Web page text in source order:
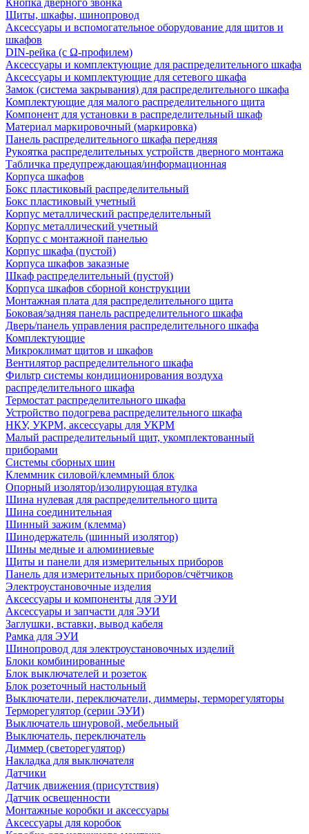
Кнопка дверного звонка
Щиты, шкафы, шинопровод
Аксессуары и вспомогательное оборудование для щитов и
шкафов
DIN-рейка (с Ω-профилем)
Аксессуары и комплектующие для распределительного шкафа
Аксессуары и комплектующие для сетевого шкафа
Замок (система закрывания) для распределительного шкафа
Комплектующие для малого распределительного щита
Компонент для установки в распределительный шкаф
Материал маркировочный (маркировка)
Панель распределительного шкафа передняя
Рукоятка распределительных устройств дверного монтажа
Табличка предупреждающая/информационная
Корпуса шкафов
Бокс пластиковый распределительный
Бокс пластиковый учетный
Корпус металлический распределительный
Корпус металлический учетный
Корпус с монтажной панелью
Корпус шкафа (пустой)
Корпуса шкафов заказные
Шкаф распределительный (пустой)
Корпуса шкафов сборной конструкции
Монтажная плата для распределительного щита
Боковая/задняя панель распределительного шкафа
Дверь/панель управления распределительного шкафа
Комплектующие
Микроклимат щитов и шкафов
Вентилятор распределительного шкафа
Фильтр системы кондиционирования воздуха
распределительного шкафа
Термостат распределительного шкафа
Устройство подогрева распределительного шкафа
НКУ, УКРМ, аксессуары для УКРМ
Малый распределительный щит, укомплектованный
приборами
Системы сборных шин
Клеммник силовой/клеммный блок
Опорный изолятор/изолирующая втулка
Шина нулевая для распределительного щита
Шина соединительная
Шинный зажим (клемма)
Шинодержатель (шинный изолятор)
Шины медные и алюминиевые
Щиты и панели для измерительных приборов
Панель для измерительных приборов/счётчиков
Электроустановочные изделия
Аксессуары и компоненты для ЭУИ
Аксессуары и запчасти для ЭУИ
Заглушки, вставки, вывод кабеля
Рамка для ЭУИ
Шинопровод для электроустановочных изделий
Блоки комбинированные
Блок выключателей и розеток
Блок розеточный настольный
Выключатели, переключатели, диммеры, терморегуляторы
Терморегулятор (серии ЭУИ)
Выключатель шнуровой, мебельный
Выключатель, переключатель
Диммер (светорегулятор)
Накладка для выключателя
Датчики
Датчик движения (присутствия)
Датчик освещенности
Монтажные коробки и аксессуары
Аксессуары для коробок